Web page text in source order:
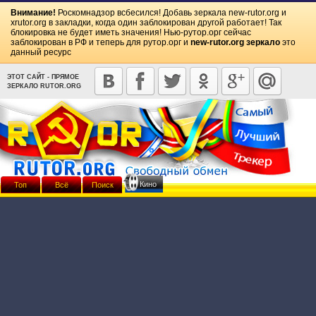
Внимание! Роскомнадзор всбесился! Добавь зеркала new-rutor.org и
xrutor.org в закладки, когда один заблокирован другой работает! Так
блокировка не будет иметь значения! Нью-рутор.орг сейчас
заблокирован в РФ и теперь для рутор.орг и new-rutor.org зеркало это
данный ресурс
ЭТОТ САЙТ - ПРЯМОЕ
ЗЕРКАЛО RUTOR.ORG